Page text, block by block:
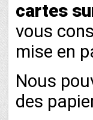
cartes
vous
mise en
Nous
des